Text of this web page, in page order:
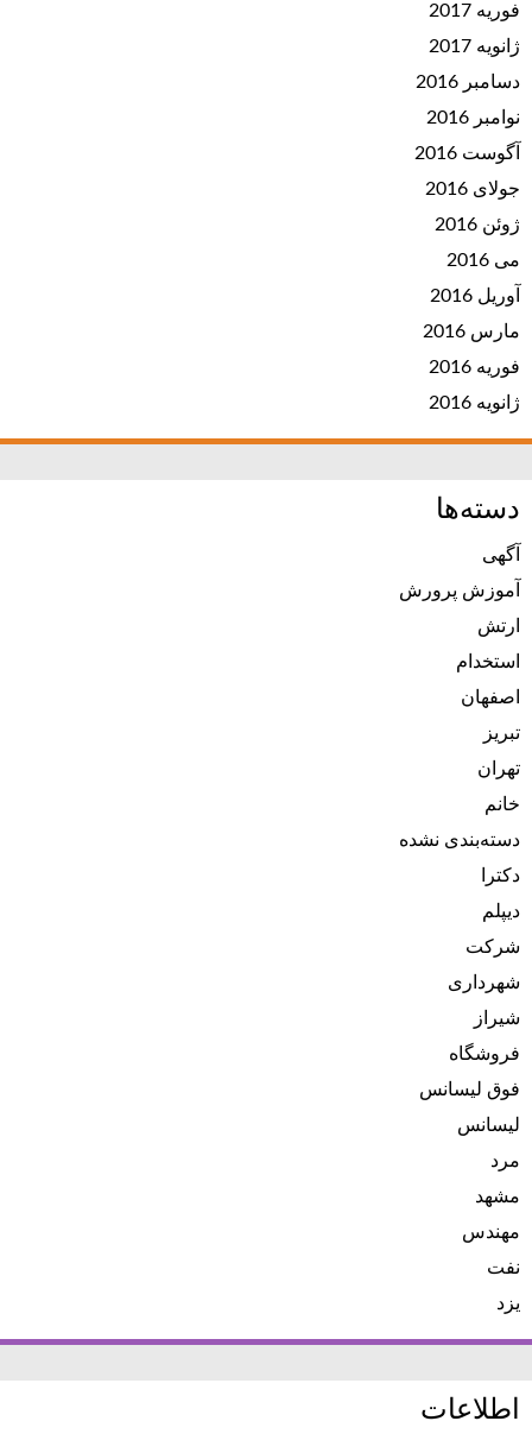
فوریه 2017
ژانویه 2017
دسامبر 2016
نوامبر 2016
آگوست 2016
جولای 2016
ژوئن 2016
می 2016
آوریل 2016
مارس 2016
فوریه 2016
ژانویه 2016
دسته‌ها
آگهی
آموزش پرورش
ارتش
استخدام
اصفهان
تبریز
تهران
خانم
دسته‌بندی نشده
دکترا
دیپلم
شرکت
شهرداری
شیراز
فروشگاه
فوق لیسانس
لیسانس
مرد
مشهد
مهندس
نفت
یزد
اطلاعات